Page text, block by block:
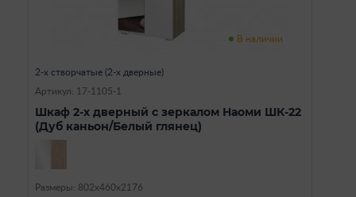
В наличии
2-х створчатые (2-х дверные)
Артикул: 17-1105-1
Шкаф 2-х дверный с зеркалом Наоми ШК-22
(Дуб каньон/Белый глянец)
Размеры: 802х460х2176